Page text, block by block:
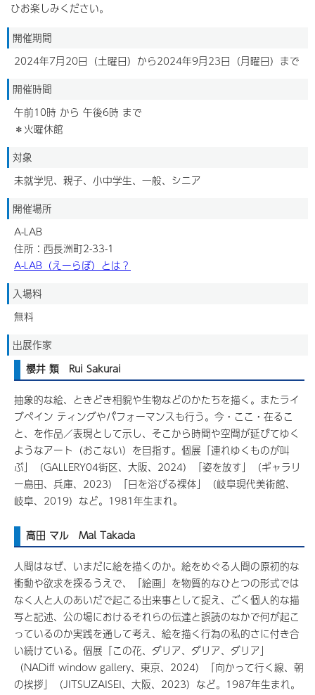
ひお楽しみください。
開催期間
2024年7月20日（土曜日）から2024年9月23日（月曜日）まで
開催時間
午前10時 から 午後6時 まで
＊火曜休館
対象
未就学児、親子、小中学生、一般、シニア
開催場所
A-LAB
住所：西長洲町2-33-1
A-LAB（えーらぼ）とは？
入場料
無料
出展作家
櫻井 類 Rui Sakurai
抽象的な絵、ときどき相貌や生物などのかたちを描く。またライ
ブペイン ティングやパフォーマンスも行う。今・ここ・在るこ
と、を作品／表現として示し、そこから時間や空間が延びてゆく
ようなアート（おこない）を目指す。個展「連れゆくものが叫
ぶ」（GALLERY04街区、大阪、2024）「姿を放す」（ギャラリ
ー島田、兵庫、2023）「日を浴びる裸体」（岐阜現代美術館、
岐阜、2019）など。1981年生まれ。
高田 マル Mal Takada
人間はなぜ、いまだに絵を描くのか。絵をめぐる人間の原初的な
衝動や欲求を探るうえで、「絵画」を物質的なひとつの形式では
なく人と人のあいだで起こる出来事として捉え、ごく個人的な描
写と記述、公の場におけるそれらの伝達と誤読のなかで何が起こ
っているのか実践を通して考え、絵を描く行為の私的さに付き合
い続けている。個展「この花、ダリア、ダリア、ダリア」
（NADiff window gallery、東京、2024）「向かって行く線、朝
の挨拶」（JITSUZAISEI、大阪、2023）など。1987年生まれ。